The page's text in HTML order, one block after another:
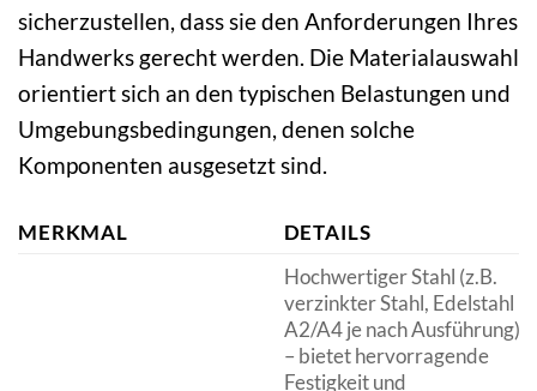
sicherzustellen, dass sie den Anforderungen Ihres
Handwerks gerecht werden. Die Materialauswahl
orientiert sich an den typischen Belastungen und
Umgebungsbedingungen, denen solche
Komponenten ausgesetzt sind.
MERKMAL
DETAILS
Hochwertiger Stahl (z.B.
verzinkter Stahl, Edelstahl
A2/A4 je nach Ausführung)
– bietet hervorragende
Festigkeit und